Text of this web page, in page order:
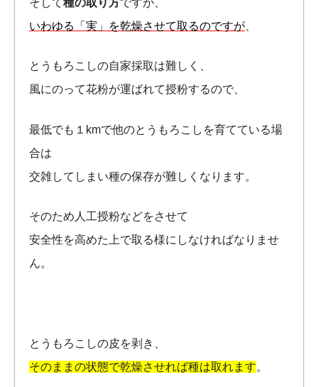
いわゆる「実」を乾燥させて取るのですが
とうもろこしの自家採取は難しく、
風にのって花粉が運ばれて授粉するので、
最低でも１kmで他のとうもろこしを育てている場
合は
交雑してしまい種の保存が難しくなります。
そのため人工授粉などをさせて
安全性を高めた上で取る様にしなければなりませ
ん。
とうもろこしの皮を剥き、
そのままの状態で乾燥させれば種は取れます。